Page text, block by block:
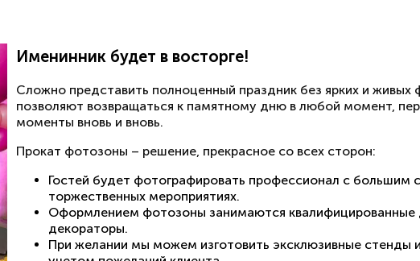
Именинник будет в восторге!
Сложно представить полноценный праздник без ярких и живых
позволяют возвращаться к памятному дню в любой момент,
моменты вновь и вновь.
Прокат фотозоны – решение, прекрасное со всех сторон:
Гостей будет фотографировать профессионал с большим
торжественных мероприятиях.
Оформлением фотозоны занимаются квалифицированные
декораторы.
При желании мы можем изготовить эксклюзивные стенды